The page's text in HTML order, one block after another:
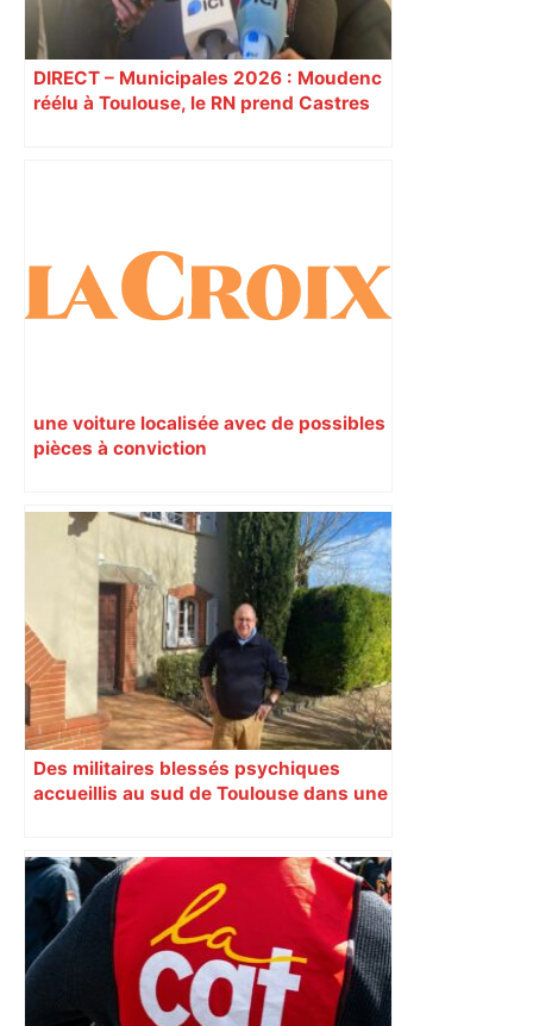
DIRECT – Municipales 2026 : Moudenc
réélu à Toulouse, le RN prend Castres
une voiture localisée avec de possibles
pièces à conviction
Des militaires blessés psychiques
accueillis au sud de Toulouse dans une